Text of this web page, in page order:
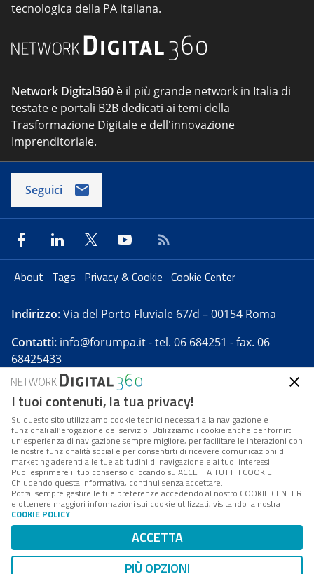
tecnologica della PA italiana.
Network Digital360 è il più grande network in Italia di
testate e portali B2B dedicati ai temi della
Trasformazione Digitale e dell'innovazione
Imprenditoriale.
Seguici
About Tags Privacy & Cookie Cookie Center
Indirizzo:Via del Porto Fluviale 67/d – 00154 Roma
Contatti: info@forumpa.it- tel. 06 684251 - fax. 06
68425433
Forumpa.itè una pubblicazione telematica iscritta
presso Registro della stampa del Tribunale di Roma -
Reg. n. 182 del 2 maggio 2008 - Direttore resp. Michela
Stentella
FPA s.r.l. è società soggetta a Direzione e
Coordinamento da parte di Digital360 S.p.A. - FPA s.r.l.
è un'azienda certificata per il sistema di management
Codice Fiscale/Partita IVA n. 10693191008 - R.E.A. Roma
n. 1249791. ISP AWS
Mappa del sito
I tuoi contenuti, la tua privacy!
Su questo sito utilizziamo cookie tecnici necessari alla navigazione e
funzionali all’erogazione del servizio. Utilizziamo i cookie anche per fornirti
un’esperienza di navigazione sempre migliore, per facilitare le interazioni con
le nostre funzionalità social e per consentirti di ricevere comunicazioni di
marketing aderenti alle tue abitudini di navigazione e ai tuoi interessi.
Puoi esprimere il tuo consenso cliccando su ACCETTA TUTTI I COOKIE.
Chiudendo questa informativa, continui senza accettare.
Potrai sempre gestire le tue preferenze accedendo al nostro COOKIE CENTER
e ottenere maggiori informazioni sui cookie utilizzati, visitando la nostra
COOKIE POLICY.
ACCETTA
PIÙ OPZIONI